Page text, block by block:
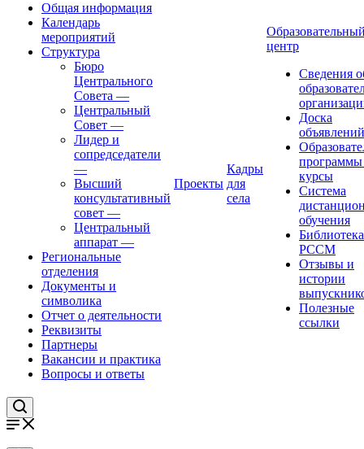
Общая информация
Календарь
мероприятий
Структура
Бюро
Центрального
Совета —
Центральный
Совет —
Лидер и
сопредседатели
—
Высший
консультативный
совет —
Центральный
аппарат —
Региональные
отделения
Документы и
символика
Отчет о деятельности
Реквизиты
Партнеры
Вакансии и практика
Вопросы и ответы
Проекты
Кадры
для
села
центр
Сведения
Доска
объявлений
курсы
Система
обучения
Библиотека
РССМ
Отзывы и
истории
Полезные
ссылки